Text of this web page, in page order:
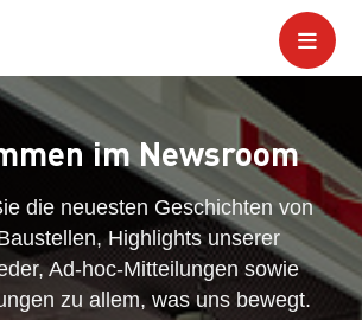
im Newsroom
die neuesten Geschichten von
Highlights unserer
Ad-hoc-Mitteilungen sowie
zu allem, was uns bewegt.